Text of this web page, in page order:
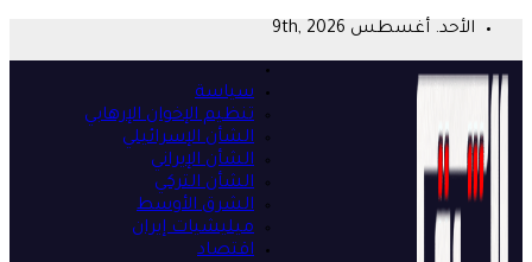
content
الأحد. أغسطس 9th, 2026
سياسة
تنظيم الإخوان الإرهابي
الشأن الإسرائيلي
الشأن الإيراني
الشأن التركي
الشرق الأوسط
ميليشيات إيران
اقتصاد